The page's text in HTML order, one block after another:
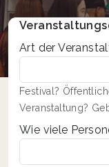
Art der
Festival?
Veranstaltung?
Wie viele